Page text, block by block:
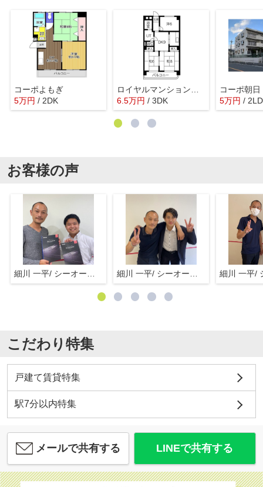
コーポよもぎ
5万円 / 2DK
ロイヤルマンション丁田
6.5万円 / 3DK
コーポ朝日
5万円 /
お客様の声
こだわり特集
戸建て賃貸特集
駅7分以内特集
メールで共有する LINEで共有する